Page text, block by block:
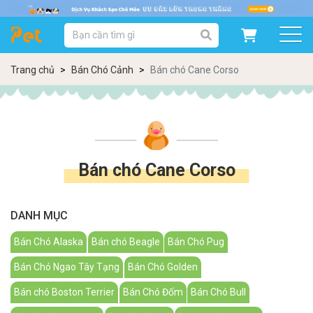
DANH MỤC SẢN PHẨM
SẢN PHẨM DÀNH CHO MÈO SẢN PHẨM DÀNH CHO CHÓ
SẨN PHẨM THEO THƯƠNG HIỆU
Trang chủ Bán Chó Cảnh Bán chó Cane Corso
Bán chó Cane Corso
DANH MỤC
Bán Chó Alaska Bán chó Beagle Bán Chó Pug
Bán Chó Ngao Tây Tạng Bán Chó Golden
Bán chó Boston Terrier Bán Chó Đốm Bán Chó Bull